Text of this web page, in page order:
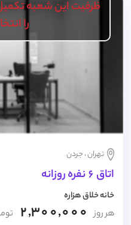
ظرفیت این شعبه
را
تهران ، جردن
اتاق 6 نفره روزانه
خانه خلاق هزاره
هر روز 2,300,000